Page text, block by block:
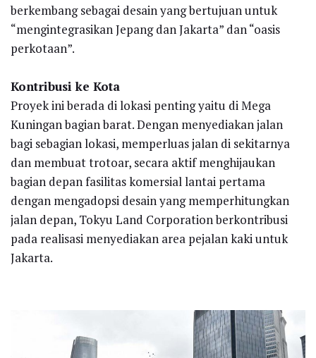
berkembang sebagai desain yang bertujuan untuk
“mengintegrasikan Jepang dan Jakarta” dan “oasis
perkotaan”.
Kontribusi ke Kota
Proyek ini berada di lokasi penting yaitu di Mega
Kuningan bagian barat. Dengan menyediakan jalan
bagi sebagian lokasi, memperluas jalan di sekitarnya
dan membuat trotoar, secara aktif menghijaukan
bagian depan fasilitas komersial lantai pertama
dengan mengadopsi desain yang memperhitungkan
jalan depan, Tokyu Land Corporation berkontribusi
pada realisasi menyediakan area pejalan kaki untuk
Jakarta.